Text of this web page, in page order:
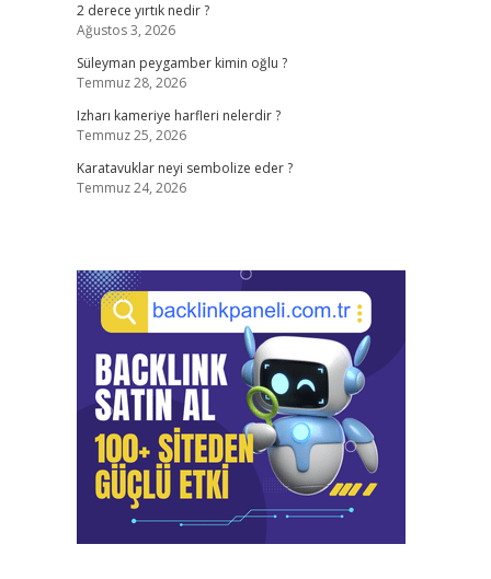
2 derece yırtık nedir ?
Ağustos 3, 2026
Süleyman peygamber kimin oğlu ?
Temmuz 28, 2026
Izharı kameriye harfleri nelerdir ?
Temmuz 25, 2026
Karatavuklar neyi sembolize eder ?
Temmuz 24, 2026